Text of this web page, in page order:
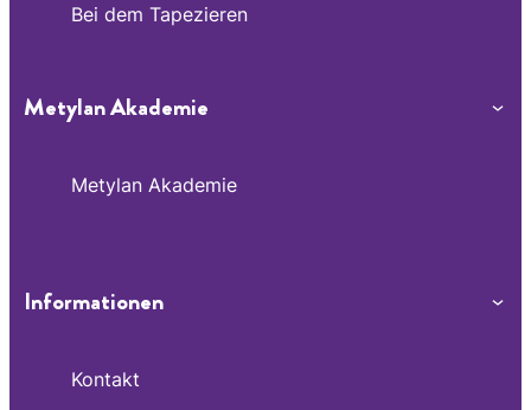
Bei dem Tapezieren
Metylan Akademie
Metylan Akademie
Informationen
Kontakt